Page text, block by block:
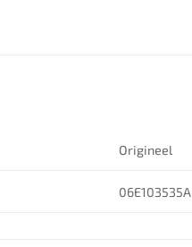
Origineel
06E103535A